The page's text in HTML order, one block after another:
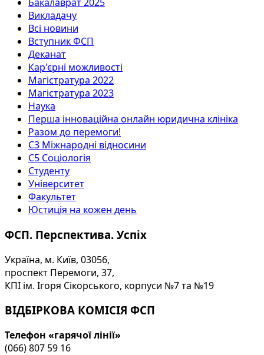
Викладачу
Всі новини
Вступник ФСП
Деканат
Кар'єрні можливості
Магістратура 2022
Магістратура 2023
Наука
Перша інноваційна онлайн юридична клініка
Разом до перемоги!
С3 Міжнародні відносини
С5 Соціологія
Студенту
Університет
Факультет
Юстиція на кожен день
ФСП. Перспектива. Успіх
Україна, м. Київ, 03056,
проспект Перемоги, 37,
КПІ ім. Ігоря Сікорського, корпуси №7 та №19
ВІДБІРКОВА КОМІСІЯ ФСП
Телефон «гарячої лінії»
(066) 807 59 16